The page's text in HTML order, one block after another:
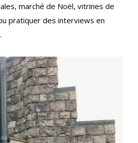
marché de Noël, vitrines de
pratiquer des interviews en